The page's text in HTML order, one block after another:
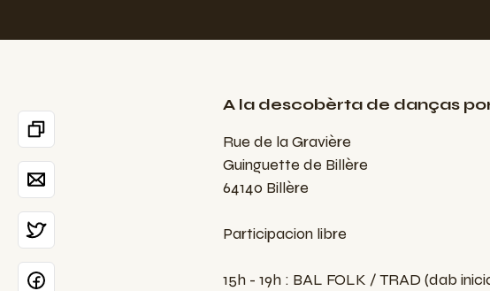
A la descobèrta de danças
Rue de la Gravière
Guinguette de Billère
64140 Billère
Participacion libre
15h - 19h : BAL FOLK / TRAD (dab